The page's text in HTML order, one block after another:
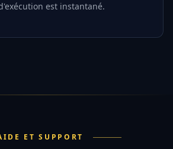
est instantané.
ET SUPPORT